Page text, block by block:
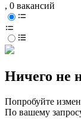
, 0 вакансий
Ничего не
Попробуйте
По вашему